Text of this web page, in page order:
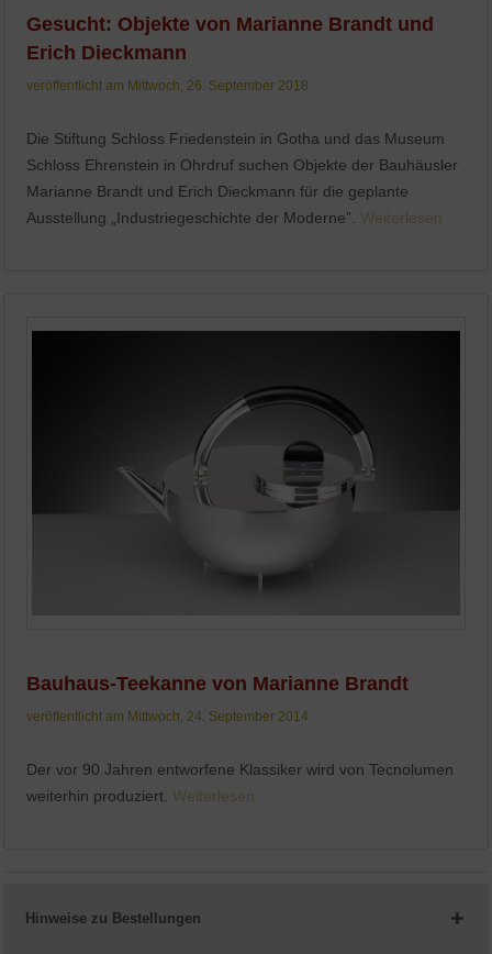
Gesucht: Objekte von Marianne Brandt und
Erich Dieckmann
veröffentlicht am Mittwoch, 26. September 2018
Die Stiftung Schloss Friedenstein in Gotha und das Museum
Schloss Ehrenstein in Ohrdruf suchen Objekte der Bauhäusler
Marianne Brandt und Erich Dieckmann für die geplante
Ausstellung „Industriegeschichte der Moderne”.Weiterlesen
Bauhaus-Teekanne von Marianne Brandt
veröffentlicht am Mittwoch, 24. September 2014
Der vor 90 Jahren entworfene Klassiker wird von Tecnolumen
weiterhin produziert.Weiterlesen
Hinweise zu Bestellungen